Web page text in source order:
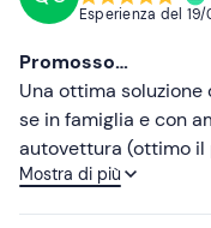
Esperienza del
Promosso…
Una ottima
se in famiglia e con
autovettura (ottimo il
ampio balcone vista
Mostra di più